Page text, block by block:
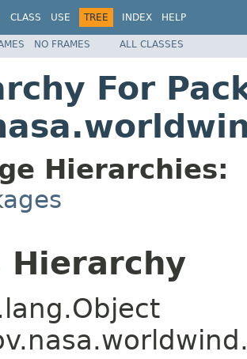
CLASS USE TREE INDEX HELP
NO FRAMES ALL CLASSES
For
Hierarchies:
Hierarchy